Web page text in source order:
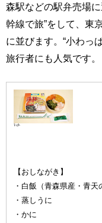
森駅などの駅弁売場
幹線で旅”をして、東
に並びます。“小わっ
旅行者にも人気です。
海鮮小わっ
ぱ
【おしながき】
・白飯（青森県産・青天
・蒸しうに
・かに